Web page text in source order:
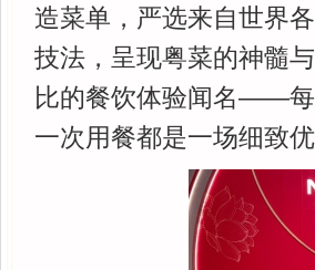
造菜单，严选来自世界
技法，呈现粤菜的神髓
比的餐饮体验闻名——每
一次用餐都是一场细致